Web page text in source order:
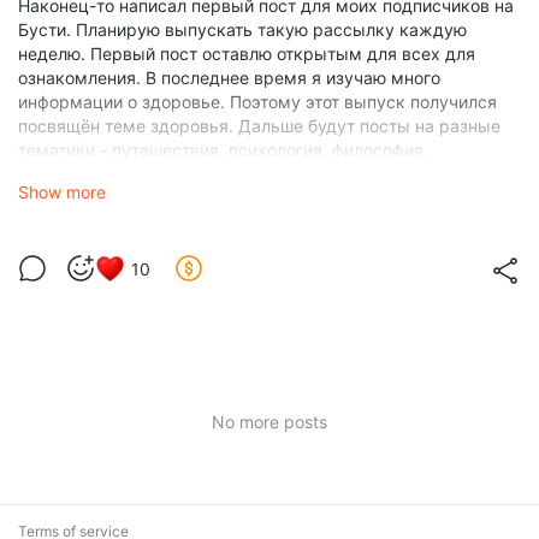
Наконец-то написал первый пост для моих подписчиков на
Бусти. Планирую выпускать такую рассылку каждую
неделю. Первый пост оставлю открытым для всех для
ознакомления. В последнее время я изучаю много
информации о здоровье. Поэтому этот выпуск получился
посвящён теме здоровья. Дальше будут посты на разные
тематики - путешествия, психология, философия,
довольно широкий круг интересов. Буду делиться с вами
и 12 мм. Врачи предлагали удалить желчный, но я
лечению жёлчнокаменной болезни. Там я прочитал про
лекарства Урсосан и Одестон. Они действительно
В ноябре я сделал УЗИ с определением функции и
Show more
10
No more posts
Terms of service